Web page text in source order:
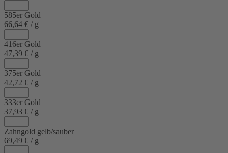
585er Gold
66,64 € / g
416er Gold
47,39 € / g
375er Gold
42,72 € / g
333er Gold
37,93 € / g
Zahngold gelb/sauber
69,49 € / g